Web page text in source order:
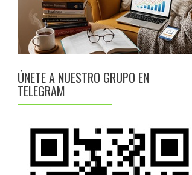
ÚNETE A NUESTRO GRUPO EN
TELEGRAM